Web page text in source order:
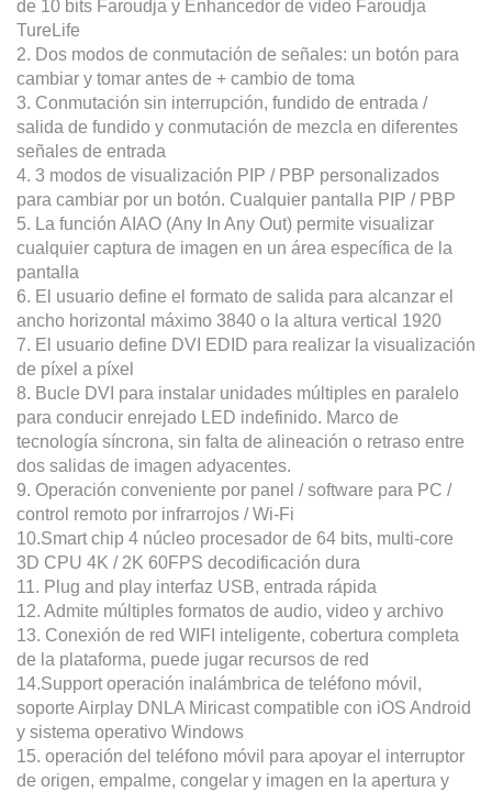
de 10 bits Faroudja y Enhancedor de video Faroudja
TureLife
2. Dos modos de conmutación de señales: un botón para
cambiar y tomar antes de + cambio de toma
3. Conmutación sin interrupción, fundido de entrada /
salida de fundido y conmutación de mezcla en diferentes
señales de entrada
4. 3 modos de visualización PIP / PBP personalizados
para cambiar por un botón. Cualquier pantalla PIP / PBP
5. La función AIAO (Any In Any Out) permite visualizar
cualquier captura de imagen en un área específica de la
pantalla
6. El usuario define el formato de salida para alcanzar el
ancho horizontal máximo 3840 o la altura vertical 1920
7. El usuario define DVI EDID para realizar la visualización
de píxel a píxel
8. Bucle DVI para instalar unidades múltiples en paralelo
para conducir enrejado LED indefinido. Marco de
tecnología síncrona, sin falta de alineación o retraso entre
dos salidas de imagen adyacentes.
9. Operación conveniente por panel / software para PC /
control remoto por infrarrojos / Wi-Fi
10.Smart chip 4 núcleo procesador de 64 bits, multi-core
3D CPU 4K / 2K 60FPS decodificación dura
11. Plug and play interfaz USB, entrada rápida
12. Admite múltiples formatos de audio, video y archivo
13. Conexión de red WIFI inteligente, cobertura completa
de la plataforma, puede jugar recursos de red
14.Support operación inalámbrica de teléfono móvil,
soporte Airplay DNLA Miricast compatible con iOS Android
y sistema operativo Windows
15. operación del teléfono móvil para apoyar el interruptor
de origen, empalme, congelar y imagen en la apertura y